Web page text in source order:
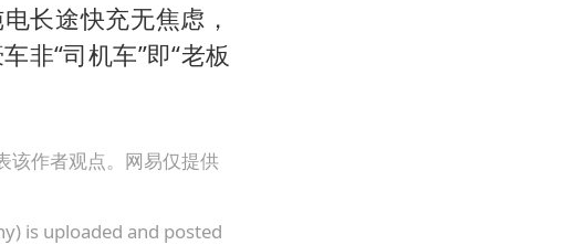
长途快充无焦虑，
非“司机车”即“老板
该作者观点。网易仅提供
is uploaded and posted